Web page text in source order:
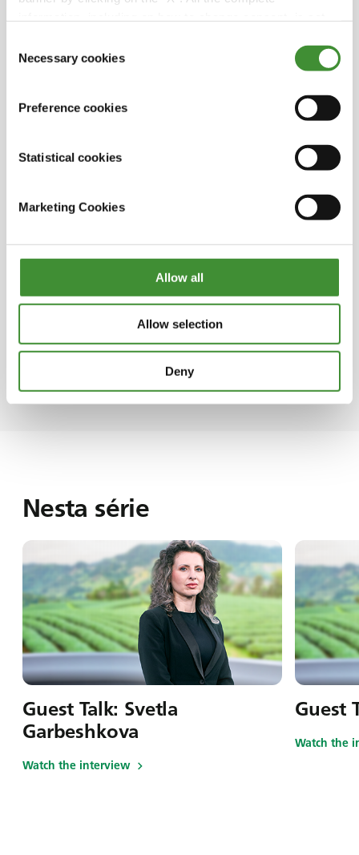
Selection
Necessary cookies
Preference cookies
Statistical cookies
Marketing Cookies
Allow all
Allow selection
Deny
Sabias?
● Há uma falta de reconhecimento do papel
agricultoras nos países em desenvolvimento
poderia levar a um aumento potencial de até
4% na produção agrícola.
● As mulheres de hoje servem de inspiração
para as futuras gerações de mulheres.
Nesta série
Guest Talk: Svetla
Garbeshkova
Watch the interview
Guest
Watch the